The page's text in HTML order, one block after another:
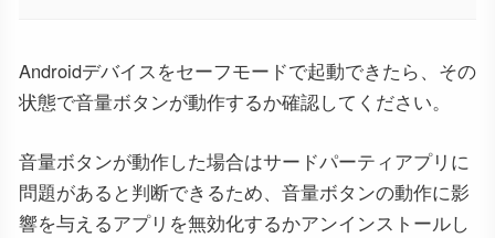
Androidデバイスをセーフモードで起動できたら、その
状態で音量ボタンが動作するか確認してください。
音量ボタンが動作した場合はサードパーティアプリに
問題があると判断できるため、音量ボタンの動作に影
響を与えるアプリを無効化するかアンインストールし